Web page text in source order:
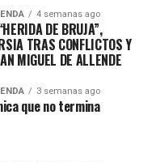
Durango,
siguieron los
pague una
emitida.
4 semanas ago
DE BRUJA”,
TRAS CONFLICTOS Y
MIGUEL DE ALLENDE
3 semanas ago
que no termina